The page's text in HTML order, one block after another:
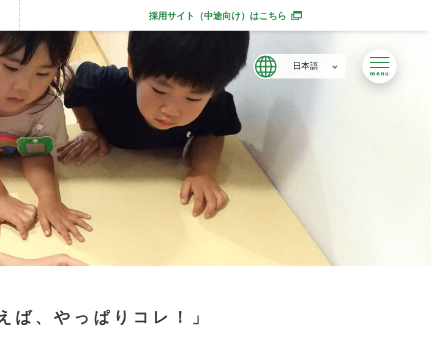
採用サイト（中途向け） はこちら
別ウィンドウで開きます
日本語
ば、やっぱりコレ！」